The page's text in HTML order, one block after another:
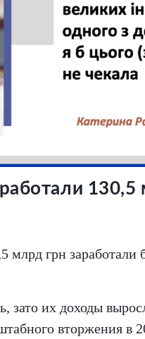
130,5
грн заработали
зато их доходы
вторжения в